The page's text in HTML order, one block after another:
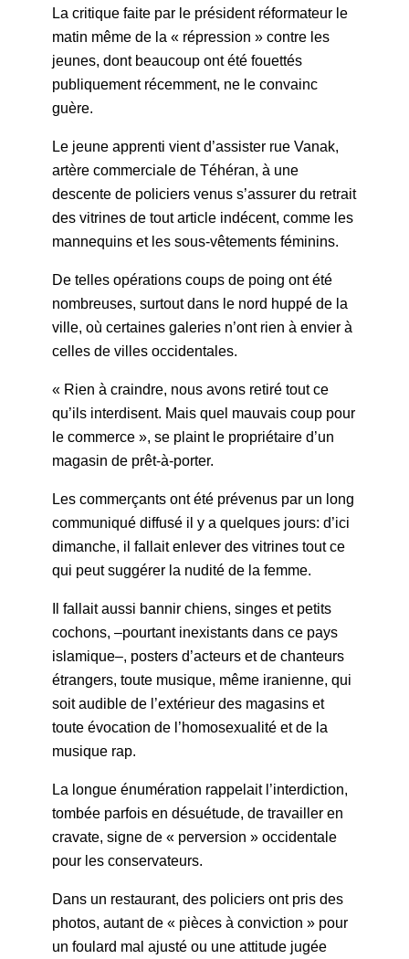
La critique faite par le président réformateur le
matin même de la « répression » contre les
jeunes, dont beaucoup ont été fouettés
publiquement récemment, ne le convainc
guère.
Le jeune apprenti vient d’assister rue Vanak,
artère commerciale de Téhéran, à une
descente de policiers venus s’assurer du retrait
des vitrines de tout article indécent, comme les
mannequins et les sous-vêtements féminins.
De telles opérations coups de poing ont été
nombreuses, surtout dans le nord huppé de la
ville, où certaines galeries n’ont rien à envier à
celles de villes occidentales.
« Rien à craindre, nous avons retiré tout ce
qu’ils interdisent. Mais quel mauvais coup pour
le commerce », se plaint le propriétaire d’un
magasin de prêt-à-porter.
Les commerçants ont été prévenus par un long
communiqué diffusé il y a quelques jours: d’ici
dimanche, il fallait enlever des vitrines tout ce
qui peut suggérer la nudité de la femme.
Il fallait aussi bannir chiens, singes et petits
cochons, –pourtant inexistants dans ce pays
islamique–, posters d’acteurs et de chanteurs
étrangers, toute musique, même iranienne, qui
soit audible de l’extérieur des magasins et
toute évocation de l’homosexualité et de la
musique rap.
La longue énumération rappelait l’interdiction,
tombée parfois en désuétude, de travailler en
cravate, signe de « perversion » occidentale
pour les conservateurs.
Dans un restaurant, des policiers ont pris des
photos, autant de « pièces à conviction » pour
un foulard mal ajusté ou une attitude jugée